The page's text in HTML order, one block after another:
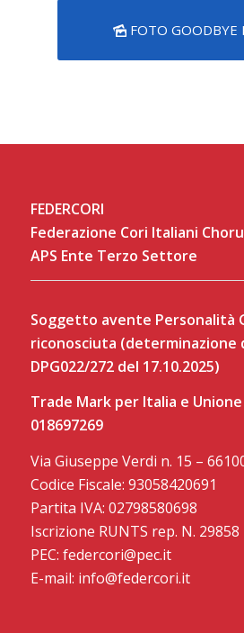
FOTO GOODBYE
FEDERCORI
Federazione Cori Italiani
APS Ente Terzo Settore
Soggetto avente Personalità
riconosciuta (determinazione
DPG022/272 del 17.10.2025)
Trade Mark per Italia e
018697269
Via Giuseppe Verdi n. 15 –
Codice Fiscale: 93058420691
Partita IVA: 02798580698
Iscrizione RUNTS rep. N. 29858
PEC: federcori@pec.it
E-mail: info@federcori.it